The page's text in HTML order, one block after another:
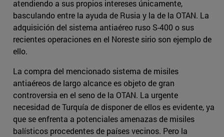
atendiendo a sus propios intereses únicamente,
basculando entre la ayuda de Rusia y la de la OTAN. La
adquisición del sistema antiaéreo ruso S-400 o sus
recientes operaciones en el Noreste sirio son ejemplo de
ello.
La compra del mencionado sistema de misiles
antiaéreos de largo alcance es objeto de gran
controversia en el seno de la OTAN. La urgente
necesidad de Turquía de disponer de ellos es evidente, ya
que se enfrenta a potenciales amenazas de misiles
balísticos procedentes de países vecinos. Pero la